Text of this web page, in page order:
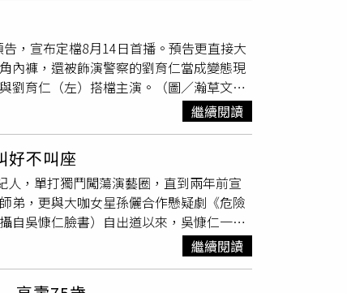
看，沒想到老婆看完幽默回應：「跳得很
最終評語。除了體力活，劇中驚險的飛
的李國毅上演驚險的「迎面對撞」戲碼。
！最後還要劇組來幫忙發動。」相較之
為戲練舞，被老婆笑「下次別跳了」。
下合作過超過百場舞
，有著深厚信
到正式開拍雙方都來真的，「他給我一巴
直接把黃迪陽「按在桌上反擊」，直
「打在骨頭上，聲音又響又不會痛，大
化」、「設計美學」及「五星服務」三
Boundary」概念設計，大廳白天可作為
Happy Hour微醺時光的據點，晚間供應
理。捷絲旅台灣區總經理陳惠芳表示，觀
占5成，顯示條通商圈兼具濃厚日式文化
客將來到6成以上，平均房價目標3,000
在地文化與優質服務的需求持續成長，
牌在設計旅店市場的差異化定位。目前
台北中山館、台大尊賢館、宜蘭礁溪館4
蓮中正館、高雄站前館、高雄中正館3家
林口館、大阪2館，分別將在明年第一
對集團的營收貢獻。
，宣布定檔8月14日首播。預告更直接大
內褲，還被飾演警察的劉育仁當成變態現
劉育仁（左）搭檔主演。（圖／瀚草文
劉育仁還特地奔到螢幕前「觀摩」，他大
也加碼爆料，拍攝當天正逢寒流，邱以太
仁就會立刻貼心地拿著大衣快步衝上前幫
也下足功夫。邱以太這次飾演內向傻氣
」經典日劇《到了30歲還是處男，似乎
實中父親正是名刑警。為了詮釋角色，他
帥氣模樣。劉育仁興奮表示，這部戲讓他
安全！」
繼續閱讀
不叫座
，單打獨鬥闖蕩演藝圈，直到兩年前宣
弟，更與大咖女星孫儷合作懸疑劇《危險
自吳慷仁臉書）自出道以來，吳慷仁一直
狂放不羈的郭軫，還是《華燈初上》比女
年就以《麻醉風暴》拿下迷你劇集男配角
響金鐘稱帝。憑藉在《富都青年》的精湛
繼續閱讀